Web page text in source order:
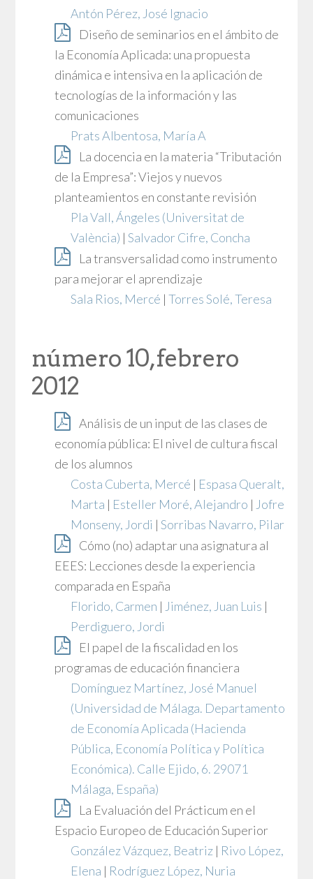
Antón Pérez, José Ignacio
Diseño de seminarios en el ámbito de
la Economía Aplicada: una propuesta
dinámica e intensiva en la aplicación de
tecnologías de la información y las
comunicaciones
Prats Albentosa, María A
La docencia en la materia “Tributación
de la Empresa”: Viejos y nuevos
planteamientos en constante revisión
Pla Vall, Ángeles (Universitat de
València) | Salvador Cifre, Concha
La transversalidad como instrumento
para mejorar el aprendizaje
Sala Rios, Mercé | Torres Solé, Teresa
número 10, febrero
2012
Análisis de un input de las clases de
economía pública: El nivel de cultura fiscal
de los alumnos
Costa Cuberta, Mercé | Espasa Queralt,
Marta | Esteller Moré, Alejandro | Jofre
Monseny, Jordi | Sorribas Navarro, Pilar
Cómo (no) adaptar una asignatura al
EEES: Lecciones desde la experiencia
comparada en España
Florido, Carmen | Jiménez, Juan Luis |
Perdiguero, Jordi
El papel de la fiscalidad en los
programas de educación financiera
Domínguez Martínez, José Manuel
(Universidad de Málaga. Departamento
de Economía Aplicada (Hacienda
Pública, Economía Política y Política
Económica). Calle Ejido, 6. 29071
Málaga, España)
La Evaluación del Prácticum en el
Espacio Europeo de Educación Superior
González Vázquez, Beatriz| Rivo López,
Elena | Rodríguez López, Nuria